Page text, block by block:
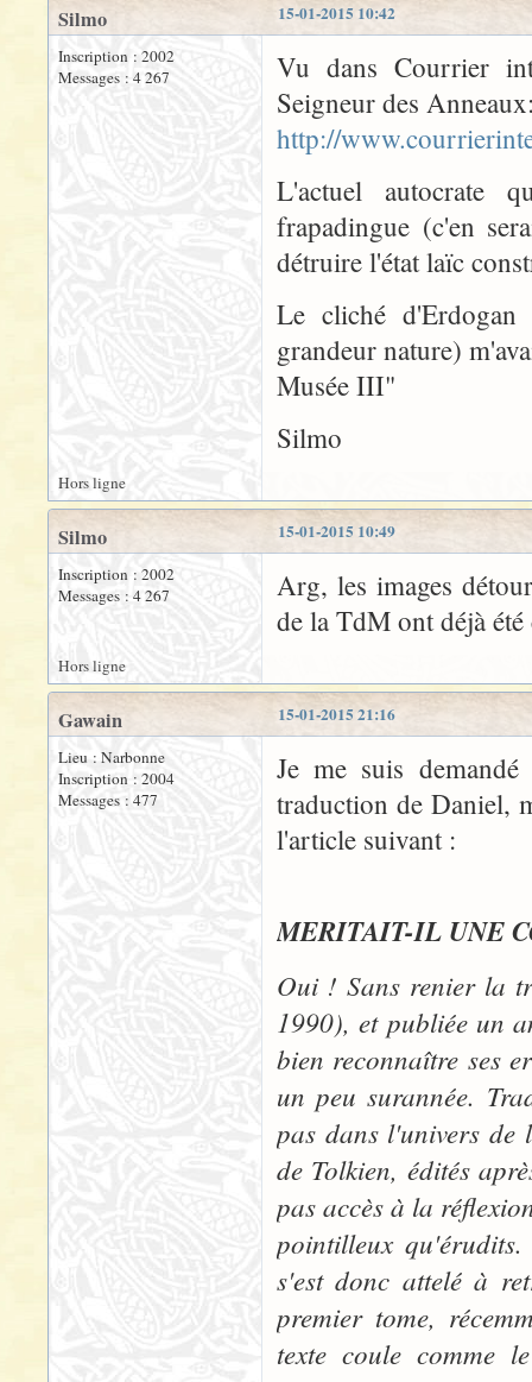
15-01-2015 10:42
Silmo
Inscription : 2002
Messages : 4 267
Vu dans Courrier
Seigneur des
http://
L'actuel autocrate
frapadingue (c'en
détruire l'état laïc
Le cliché d'Erdogan
grandeur nature)
Musée III"
Silmo
Hors ligne
15-01-2015 10:49
Silmo
Inscription : 2002
Messages : 4 267
Arg, les images
de la TdM ont déjà
Hors ligne
15-01-2015 21:16
Gawain
Lieu : Narbonne
Inscription : 2004
Messages : 477
Je me suis
traduction de Daniel,
l'article suivant :
MERITAIT-IL UNE
Oui ! Sans renier la
1990), et publiée un
bien reconnaître ses
un peu surannée.
pas dans l'univers
de Tolkien, édités
pas accès à la
pointilleux
s'est donc attelé à
premier tome,
texte coule comme